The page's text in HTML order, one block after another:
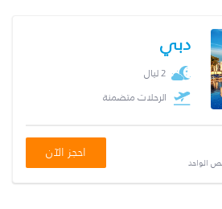
دبي
2 ليال
الرحلات متضمنة
الواحد
احجز الآن